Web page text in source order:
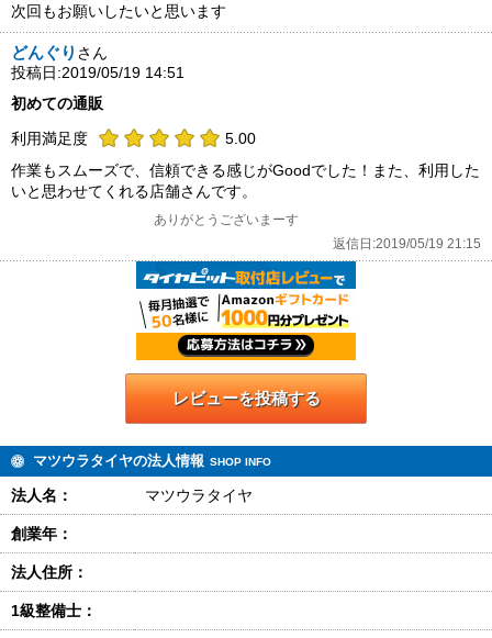
次回もお願いしたいと思います
どんぐり さん
投稿日:2019/05/19 14:51
初めての通販
利用満足度
5.00
作業もスムーズで、信頼できる感じがGoodでした！また、利用した
いと思わせてくれる店舗さんです。
ありがとうございまーす
返信日:2019/05/19 21:15
レビューを投稿する
マツウラタイヤの法人情報 SHOP INFO
法人名： マツウラタイヤ
創業年：
法人住所：
1級整備士：